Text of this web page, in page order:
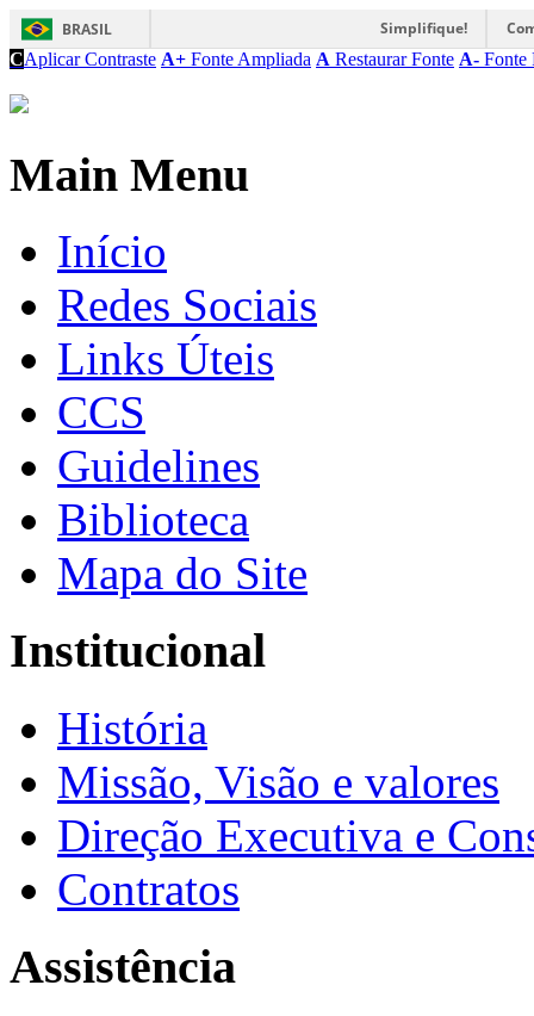
BRASIL Simplifique!
CAplicar Contraste A+ Fonte Ampliada A Restaurar Fonte A- Fonte
Main Menu
Início
Redes Sociais
Links Úteis
CCS
Guidelines
Biblioteca
Mapa do Site
Institucional
História
Missão, Visão e valores
Direção Executiva e
Contratos
Assistência